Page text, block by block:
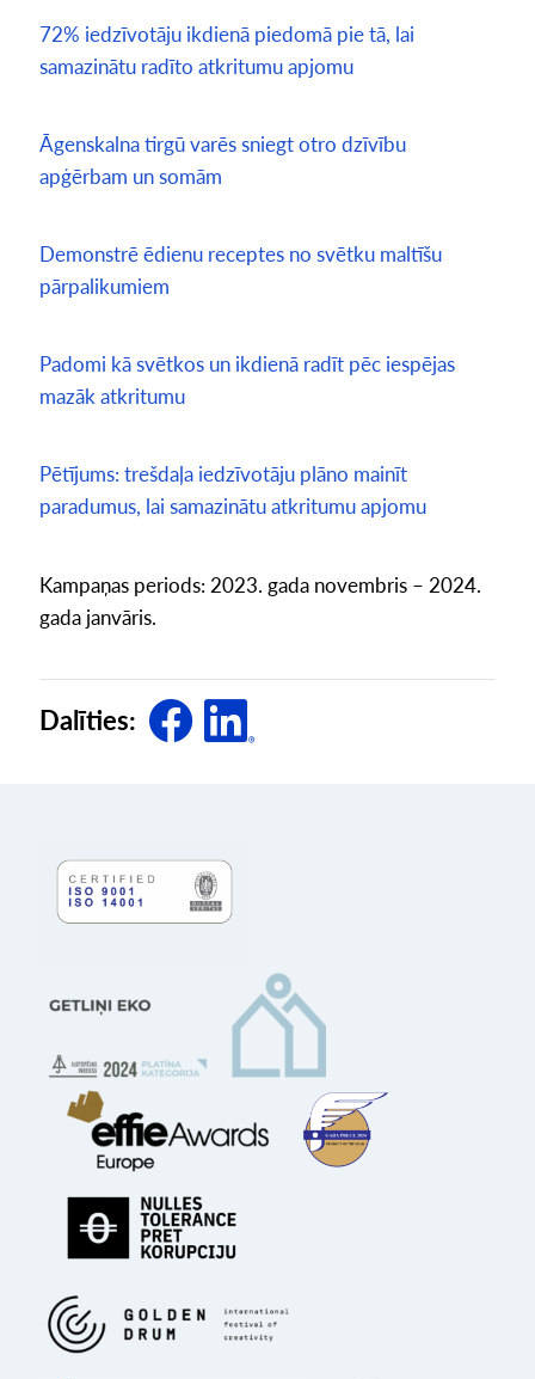
72% iedzīvotāju ikdienā piedomā pie tā, lai
samazinātu radīto atkritumu apjomu
Āgenskalna tirgū varēs sniegt otro dzīvību
apģērbam un somām
Demonstrē ēdienu receptes no svētku maltīšu
pārpalikumiem
Padomi kā svētkos un ikdienā radīt pēc iespējas
mazāk atkritumu
Pētījums: trešdaļa iedzīvotāju plāno mainīt
paradumus, lai samazinātu atkritumu apjomu
Kampaņas periods: 2023. gada novembris – 2024.
gada janvāris.
Dalīties: